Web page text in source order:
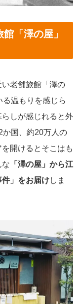
「澤の屋」
老舗旅館「澤の
温もりを感じら
しが感じれると外
か国、約20万人の
開けるとそこはも
な 「澤の屋」から江
件」をお届けしま